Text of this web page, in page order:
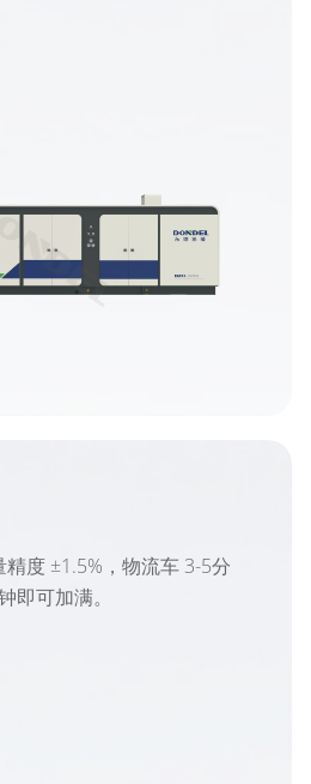
度 ±1.5%，物流车 3-5分
即可加满。